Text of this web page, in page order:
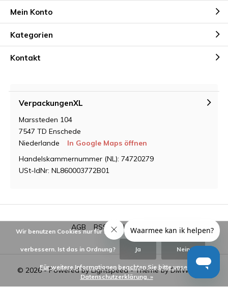
Mein Konto
Kategorien
Kontakt
VerpackungenXL
Marssteden 104
7547 TD Enschede
Niederlande
In Google Maps öffnen
Handelskammernummer (NL): 74720279
USt-IdNr: NL860003772B01
© 2026 - Powered byLightspeed- Theme byDMWS.nl
AGB RSS feed Sitemap
Wir benutzen Cookies nur für interne Zwecke um den Webshop zu
verbessern. Ist das in Ordnung? Ja Nein
Für weitere Informationen beachten Sie bitte unsere
Datenschutzerklärung. »